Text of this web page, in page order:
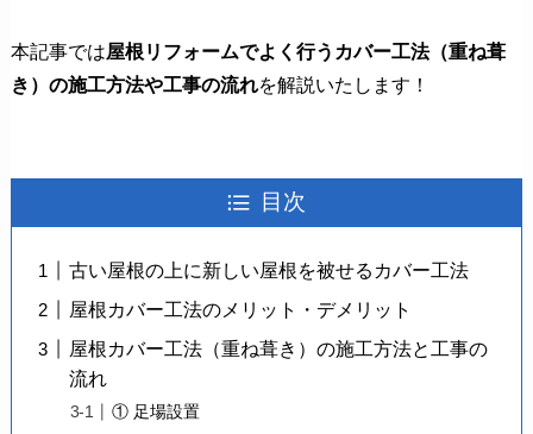
本記事では屋根リフォームでよく行うカバー工法（重ね葺
き）の施工方法や工事の流れを解説いたします！
目次
古い屋根の上に新しい屋根を被せるカバー工法
屋根カバー工法のメリット・デメリット
屋根カバー工法（重ね葺き）の施工方法と工事の
流れ
① 足場設置